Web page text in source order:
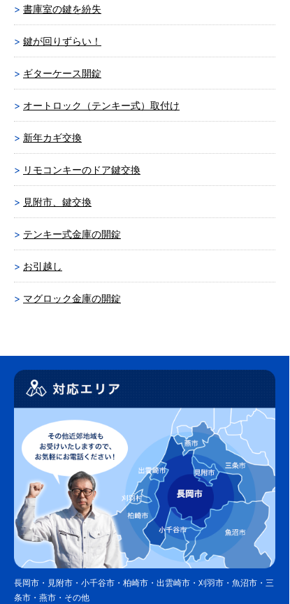
書庫室の鍵を紛失
鍵が回りずらい！
ギターケース開錠
オートロック（テンキー式）取付け
新年カギ交換
リモコンキーのドア鍵交換
見附市、鍵交換
テンキー式金庫の開錠
お引越し
マグロック金庫の開錠
長岡市・見附市・小千谷市・柏崎市・出雲崎市・刈羽市・魚沼市・三
条市・燕市・その他